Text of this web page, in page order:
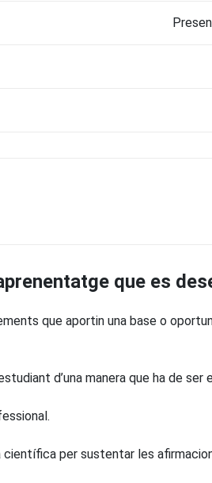
que es
que aportin una base o
d’una manera que ha de ser
científica per sustentar les